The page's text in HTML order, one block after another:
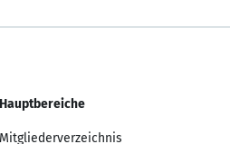
Hauptbereiche
Mitgliederverzeichnis